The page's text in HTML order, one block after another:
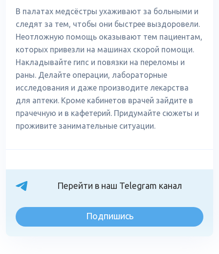
В палатах медсёстры ухаживают за больными и
следят за тем, чтобы они быстрее выздоровели.
Неотложную помощь оказывают тем пациентам,
которых привезли на машинах скорой помощи.
Накладывайте гипс и повязки на переломы и
раны. Делайте операции, лабораторные
исследования и даже производите лекарства
для аптеки. Кроме кабинетов врачей зайдите в
прачечную и в кафетерий. Придумайте сюжеты и
проживите занимательные ситуации.
Перейти в наш Telegram канал
Подпишись